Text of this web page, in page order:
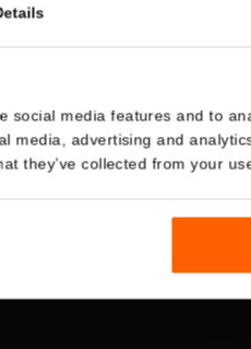
Details
social media features
media, advertising and
that they’ve collected from